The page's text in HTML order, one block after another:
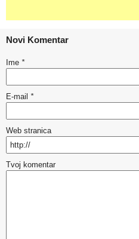
Novi Komentar
Ime *
E-mail *
Web stranica
Tvoj komentar